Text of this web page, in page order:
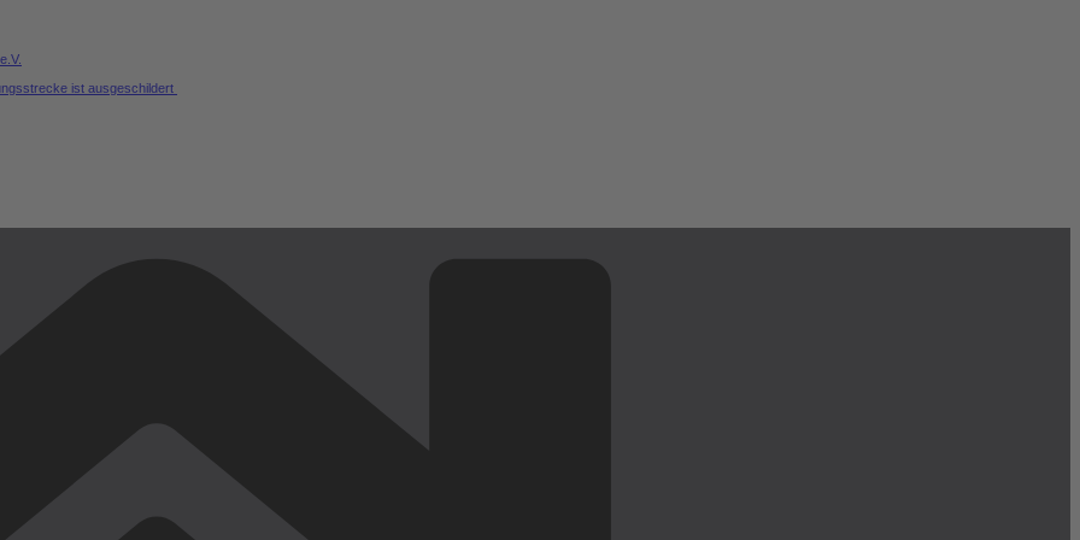
ist ausgeschildert